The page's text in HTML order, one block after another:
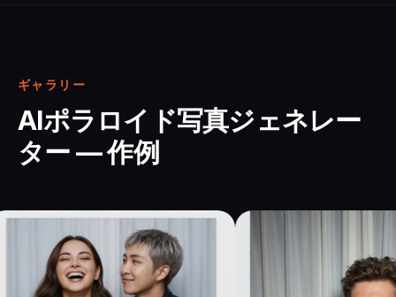
ギャラリー
AIポラロイド写真ジェネレー
ター — 作例